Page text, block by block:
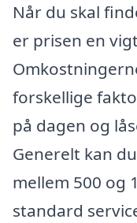
Når du skal
er prisen en
forskellige
på dagen og
Generelt kan
mellem 500 og
standard